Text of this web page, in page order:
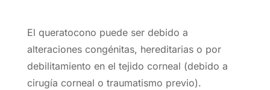
El queratocono puede ser debido a
alteraciones congénitas, hereditarias o por
debilitamiento en el tejido corneal (debido a
cirugía corneal o traumatismo previo).